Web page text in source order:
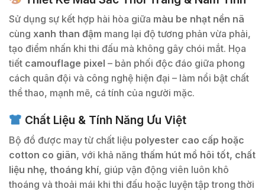
Sử dụng sự kết hợp hài hòa giữa màu be nhạt nền nã
cùng xanh than đậm mang lại độ tương phản vừa phải,
tạo điểm nhấn khi thi đấu mà không gây chói mắt. Họa
tiết camouflage pixel – bản phối độc đáo giữa phong
cách quân đội và công nghệ hiện đại – làm nổi bật chất
thể thao, mạnh mẽ, cá tính của người mặc.
Chất Liệu & Tính Năng Ưu Việt
Bộ đồ được may từ chất liệu polyester cao cấp hoặc
cotton co giãn, với khả năng thấm hút mồ hôi tốt, chất
liệu nhẹ, thoáng khí, giúp vận động viên luôn khô
thoáng và thoải mái khi thi đấu hoặc luyện tập trong thời